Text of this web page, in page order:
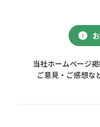
当社ホームページ
ご意見・ご感想な